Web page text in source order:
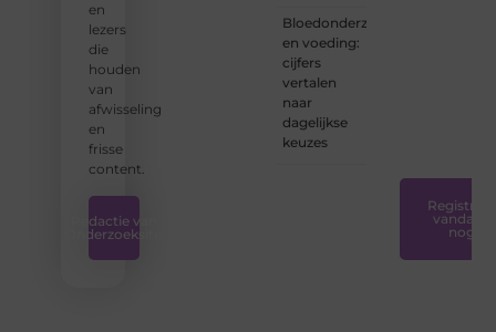
en
lezers
die
houden
van
afwisseling
en
frisse
content.
Redactie van
Onderzoeksite
Bloedonderzoek
en voeding:
cijfers
vertalen
naar
dagelijkse
keuzes
Registreer
vandaag
nog